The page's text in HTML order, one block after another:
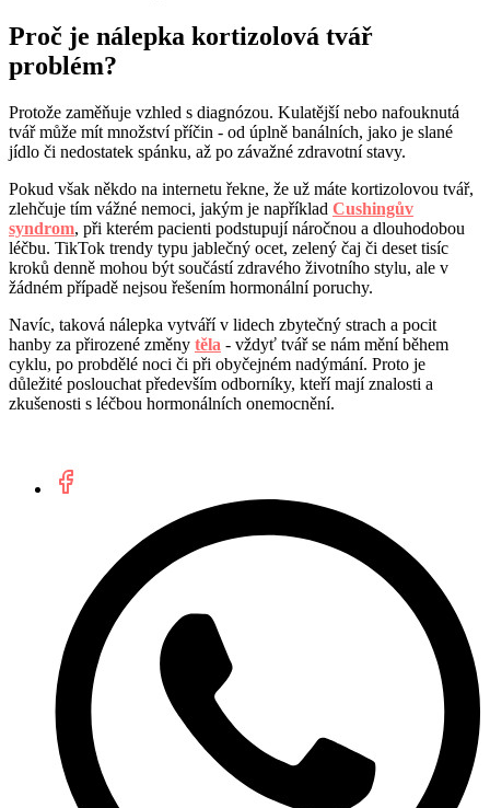
Proč je nálepka kortizolová tvář
problém?
Protože zaměňuje vzhled s diagnózou. Kulatější nebo nafouknutá
tvář může mít množství příčin - od úplně banálních, jako je slané
jídlo či nedostatek spánku, až po závažné zdravotní stavy.
Pokud však někdo na internetu řekne, že už máte kortizolovou tvář,
zlehčuje tím vážné nemoci, jakým je například Cushingův
syndrom, při kterém pacienti podstupují náročnou a dlouhodobou
léčbu. TikTok trendy typu jablečný ocet, zelený čaj či deset tisíc
kroků denně mohou být součástí zdravého životního stylu, ale v
žádném případě nejsou řešením hormonální poruchy.
Navíc, taková nálepka vytváří v lidech zbytečný strach a pocit
hanby za přirozené změny těla - vždyť tvář se nám mění během
cyklu, po probdělé noci či při obyčejném nadýmání. Proto je
důležité poslouchat především odborníky, kteří mají znalosti a
zkušenosti s léčbou hormonálních onemocnění.